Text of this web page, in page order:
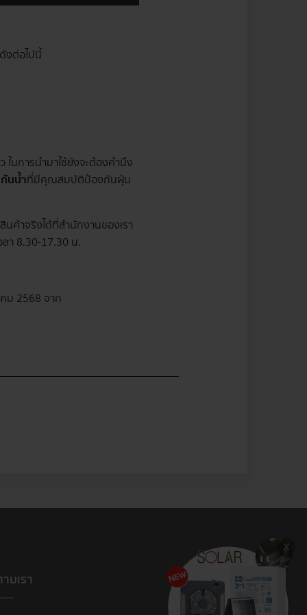
งต่อไปนี้
ในการนำมาใช้ยังจะต้องคำนึง
นน้ำที่มีคุณสมบัติป้องกันฝุ่น
ค้าจริงได้ที่สำนักงานของเรา
า 8.30-17.30 น.
ม 2568 จาก
มเรา